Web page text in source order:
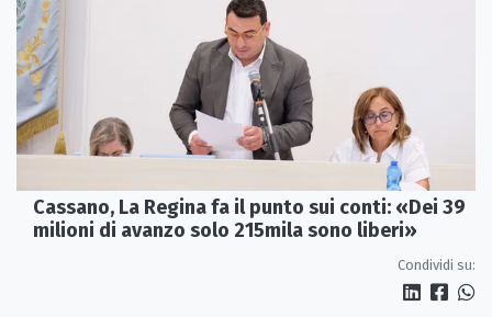
Cassano, La Regina fa il punto sui conti: «Dei 39
milioni di avanzo solo 215mila sono liberi»
Condividi su: